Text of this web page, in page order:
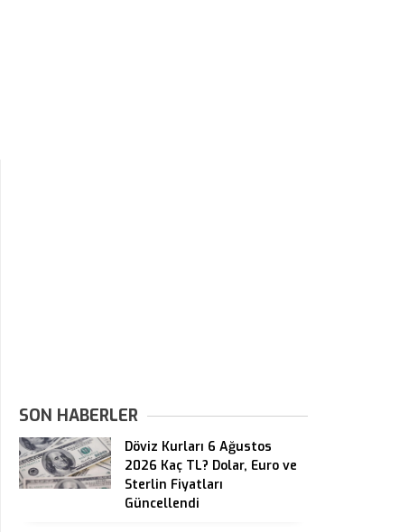
SON HABERLER
Döviz Kurları 6 Ağustos
2026 Kaç TL? Dolar, Euro ve
Sterlin Fiyatları
Güncellendi